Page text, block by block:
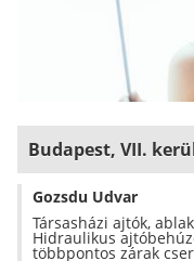
Budapest, VII.
Gozsdu Udvar
Társasházi ajtók,
Hidraulikus
többpontos zárak